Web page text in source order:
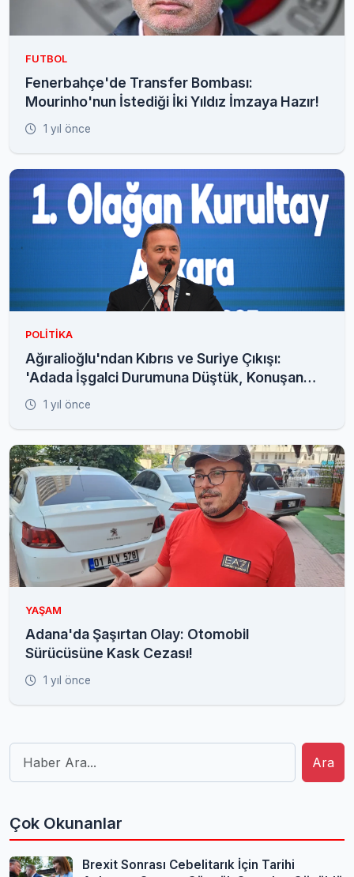
FUTBOL
Fenerbahçe'de Transfer Bombası:
Mourinho'nun İstediği İki Yıldız İmzaya Hazır!
1 yıl önce
POLITIKA
Ağıralioğlu'ndan Kıbrıs ve Suriye Çıkışı:
'Adada İşgalci Durumuna Düştük, Konuşan
Yok'1 yıl önce
YAŞAM
Adana'da Şaşırtan Olay: Otomobil
Sürücüsüne Kask Cezası!
1 yıl önce
Ara
Çok Okunanlar
Brexit Sonrası Cebelitarık İçin Tarihi